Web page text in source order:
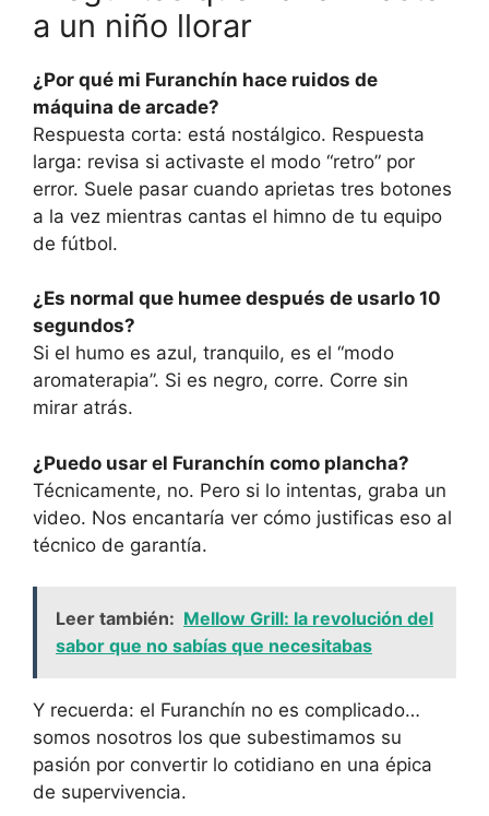
a un niño llorar
¿Por qué mi Furanchín hace ruidos de
máquina de arcade?
Respuesta corta: está nostálgico. Respuesta
larga: revisa si activaste el modo “retro” por
error. Suele pasar cuando aprietas tres botones
a la vez mientras cantas el himno de tu equipo
de fútbol.
¿Es normal que humee después de usarlo 10
segundos?
Si el humo es azul, tranquilo, es el “modo
aromaterapia”. Si es negro, corre. Corre sin
mirar atrás.
¿Puedo usar el Furanchín como plancha?
Técnicamente, no. Pero si lo intentas, graba un
video. Nos encantaría ver cómo justificas eso al
técnico de garantía.
Leer también: Mellow Grill: la revolución del
sabor que no sabías que necesitabas
Y recuerda: el Furanchín no es complicado…
somos nosotros los que subestimamos su
pasión por convertir lo cotidiano en una épica
de supervivencia.